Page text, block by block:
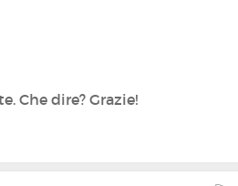
Che dire? Grazie!